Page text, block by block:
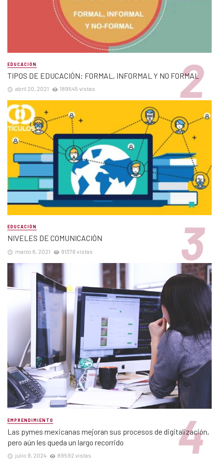
EDUCACIÓN
TIPOS DE EDUCACIÓN: FORMAL, INFORMAL Y NO FORMAL
abril 20, 2021 189545 vistas
EDUCACIÓN
NIVELES DE COMUNICACIÓN
marzo 6, 2021 91376 vistas
EMPRENDIMIENTO
Las pymes mexicanas mejoran sus procesos de digitalización,
pero aún les queda un largo recorrido
julio 9, 2024 89592 vistas